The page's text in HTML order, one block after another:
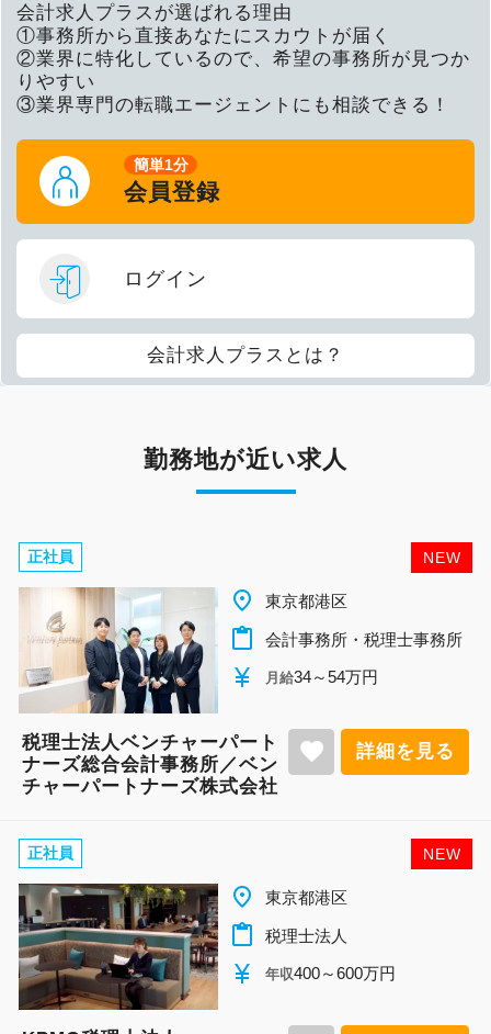
会計求人プラスが選ばれる理由
①事務所から直接あなたにスカウトが届く
②業界に特化しているので、希望の事務所が見つか
りやすい
③業界専門の転職エージェントにも相談できる！
簡単1分
会員登録
ログイン
会計求人プラスとは？
勤務地が近い求人
NEW
正社員
place 東京都港区
content_paste 会計事務所・税理士事務所
currency_yen 月給34～54万円
税理士法人ベンチャーパート
ナーズ総合会計事務所／ベン
チャーパートナーズ株式会社
favorite 詳細を見る
NEW
正社員
place 東京都港区
content_paste 税理士法人
currency_yen 年収400～600万円